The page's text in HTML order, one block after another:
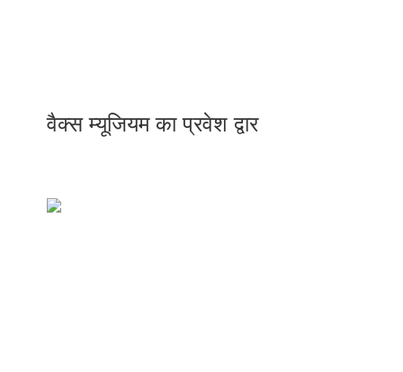
वैक्स म्यूजियम का प्रवेश द्वार